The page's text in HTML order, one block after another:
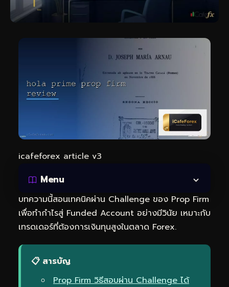
icafeforex article v3
Menu
บทความนี้สอนเทคนิคผ่าน Challenge ของ Prop Firm
เพื่อทำกำไรสู่ Funded Account อย่างมีวินัย เหมาะกับ
เทรดเดอร์ที่ต้องการเงินทุนสูงในตลาด Forex.
📋 สารบัญ
Prop Firm วิธีสอบผ่าน Challenge ได้